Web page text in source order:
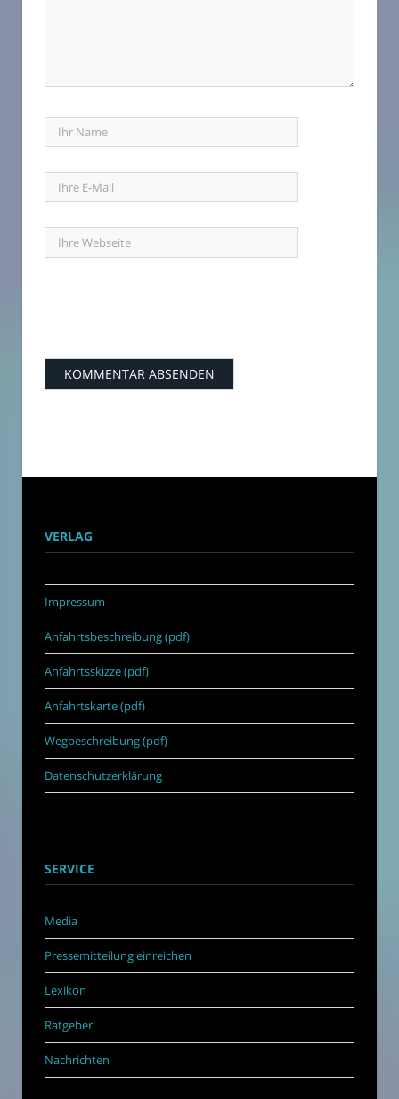
VERLAG
Impressum
Anfahrtsbeschreibung (pdf)
Anfahrtsskizze (pdf)
Anfahrtskarte (pdf)
Wegbeschreibung (pdf)
Datenschutzerklärung
SERVICE
Media
Pressemitteilung einreichen
Lexikon
Ratgeber
Nachrichten